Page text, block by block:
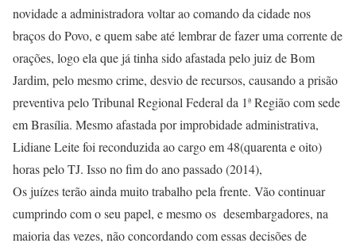
novidade a administradora voltar ao comando da cidade nos
braços do Povo, e quem sabe até lembrar de fazer uma corrente de
orações, logo ela que já tinha sido afastada pelo juiz de Bom
Jardim, pelo mesmo crime, desvio de recursos, causando a prisão
preventiva pelo Tribunal Regional Federal da 1ª Região com sede
em Brasília. Mesmo afastada por improbidade administrativa,
Lidiane Leite foi reconduzida ao cargo em 48(quarenta e oito)
horas pelo TJ. Isso no fim do ano passado (2014),
Os juízes terão ainda muito trabalho pela frente. Vão continuar
cumprindo com o seu papel, e mesmo os desembargadores, na
maioria das vezes, não concordando com essas decisões de